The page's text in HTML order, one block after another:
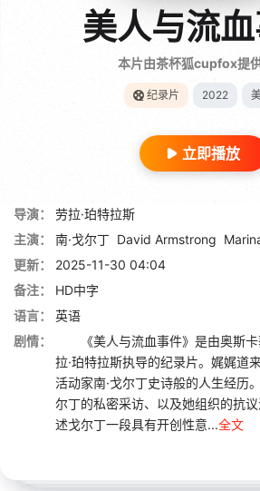
美人与流
本片由茶杯狐cupfox提
纪录片 2022
立即播放
导演：
劳拉·珀特拉斯
主演：
南·戈尔丁 David Armstrong
更新：
2025-11-30 04:04
备注：
HD中字
语言：
英语
剧情：
《美人与流血事件》是由奥斯卡
拉·珀特拉斯执导的纪录片。娓娓道
活动家南·戈尔丁史诗般的人生经历
尔丁的私密采访、以及她组织的抗
述戈尔丁一段具有开创性意...全文